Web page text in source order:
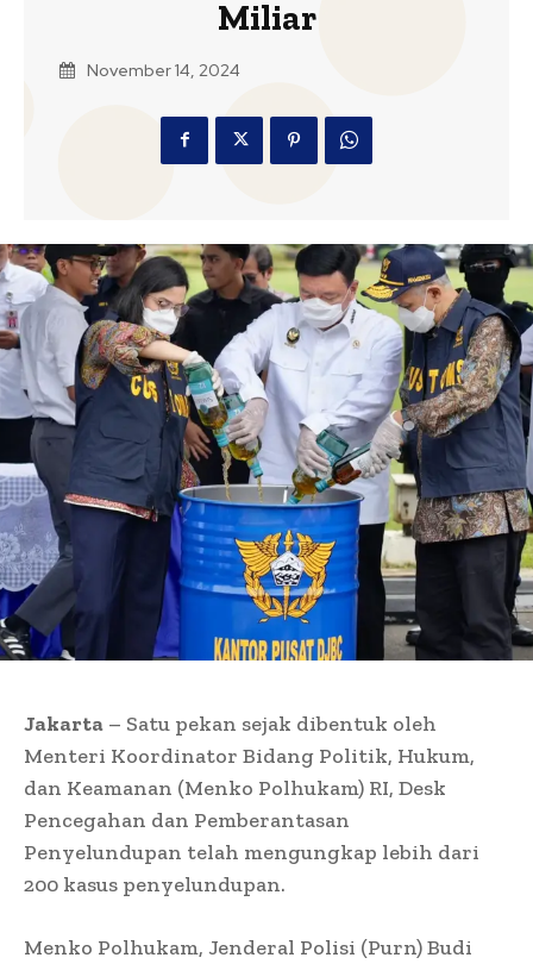
Miliar
November 14, 2024
Jakarta – Satu pekan sejak dibentuk oleh
Menteri Koordinator Bidang Politik, Hukum,
dan Keamanan (Menko Polhukam) RI, Desk
Pencegahan dan Pemberantasan
Penyelundupan telah mengungkap lebih dari
200 kasus penyelundupan.
Menko Polhukam, Jenderal Polisi (Purn) Budi